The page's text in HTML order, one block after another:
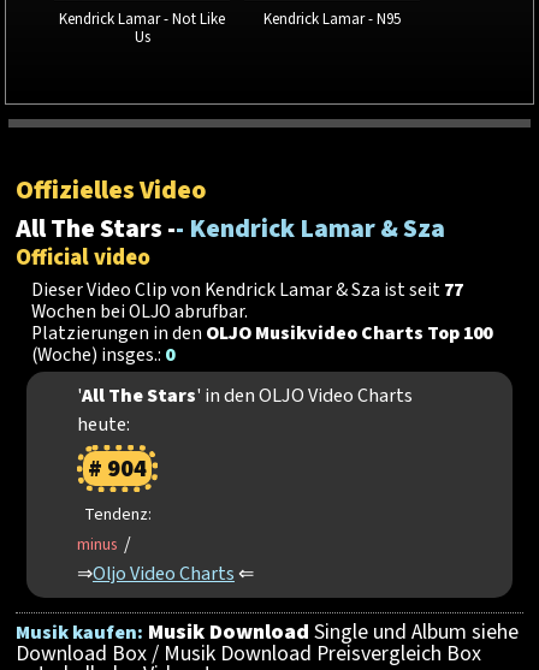
Kendrick Lamar - Not Like
Us
Kendrick Lamar - N95
Offizielles Video
All The Stars -- Kendrick Lamar & Sza
Official video
Dieser Video Clip von Kendrick Lamar & Sza ist seit77
Wochen bei OLJO abrufbar.
Platzierungen in den OLJO Musikvideo Charts Top 100
(Woche) insges.: 0
'All The Stars' in den OLJO Video Charts
heute:
# 904
Tendenz:
minus/
⇒Oljo Video Charts ⇐
Musik kaufen: Musik Download Single und Album siehe
Download Box / Musik Download Preisvergleich Box